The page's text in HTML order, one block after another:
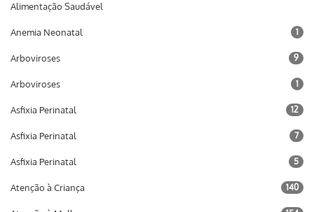
Alimentação Saudável
Anemia Neonatal 1
Arboviroses 9
Arboviroses 1
Asfixia Perinatal 12
Asfixia Perinatal 7
Asfixia Perinatal 5
Atenção à Criança 140